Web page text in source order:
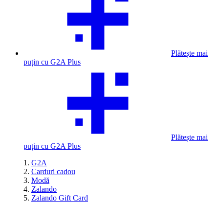
Plătește mai
puțin cu G2A Plus
Plătește mai
puțin cu G2A Plus
G2A
Carduri cadou
Modă
Zalando
Zalando Gift Card